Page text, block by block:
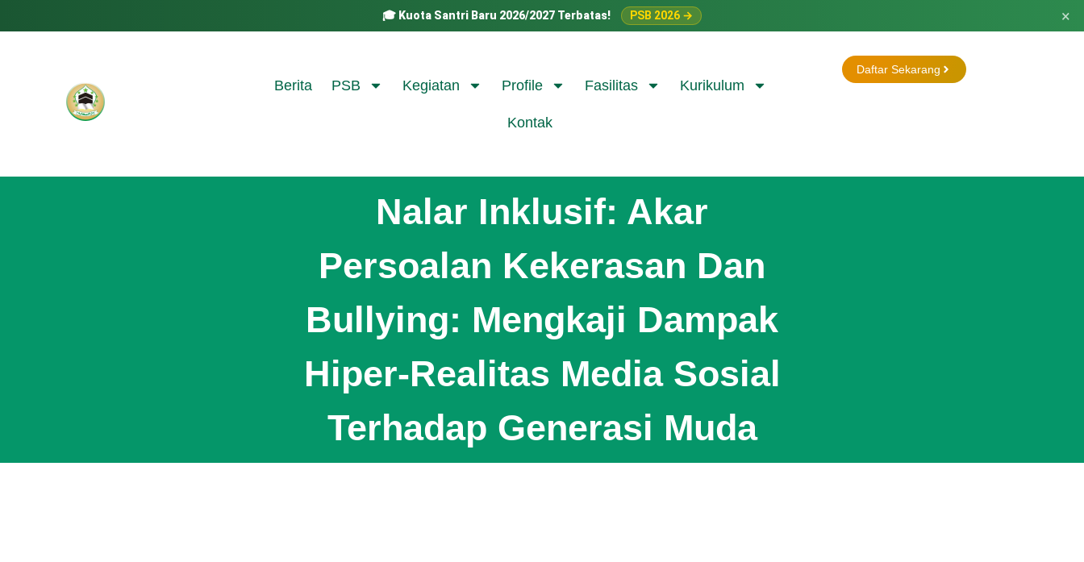
🎓 Kuota Santri Baru 2026/2027 Terbatas! PSB 2026 → ×
Berita PSB Kegiatan Profile Fasilitas Kurikulum
Kontak
Daftar Sekarang
Nalar Inklusif: Akar
Persoalan Kekerasan Dan
Bullying: Mengkaji Dampak
Hiper-Realitas Media Sosial
Terhadap Generasi Muda